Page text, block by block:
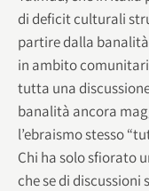
di deficit culturali
partire dalla
in ambito
tutta una
banalità ancora
l’ebraismo stesso
Chi ha solo sfiorato
che se di